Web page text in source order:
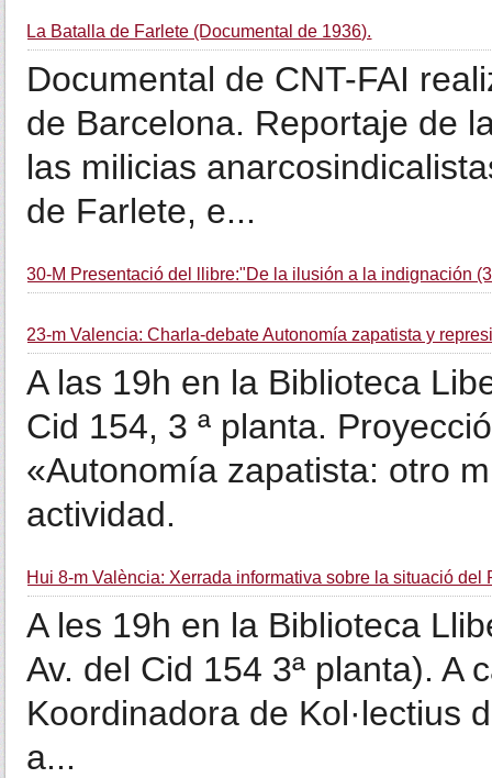
La Batalla de Farlete (Documental de 1936).
Documental de CNT-FAI
de Barcelona. Reportaje de
las milicias
de Farlete, e...
30-M Presentació del llibre:"De la ilusión a la indignación
23-m Valencia: Charla-debate Autonomía zapatista y
A las 19h en la Biblioteca
Cid 154, 3 ª planta.
«Autonomía zapatista: otro
actividad.
Hui 8-m València: Xerrada informativa sobre la situació del
A les 19h en la Biblioteca
Av. del Cid 154 3ª planta). A
Koordinadora de Kol·lectius
a...